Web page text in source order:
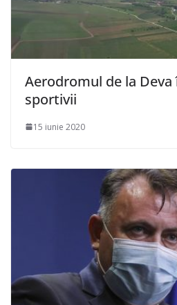
Aerodromul de la
sportivii
15 iunie 2020